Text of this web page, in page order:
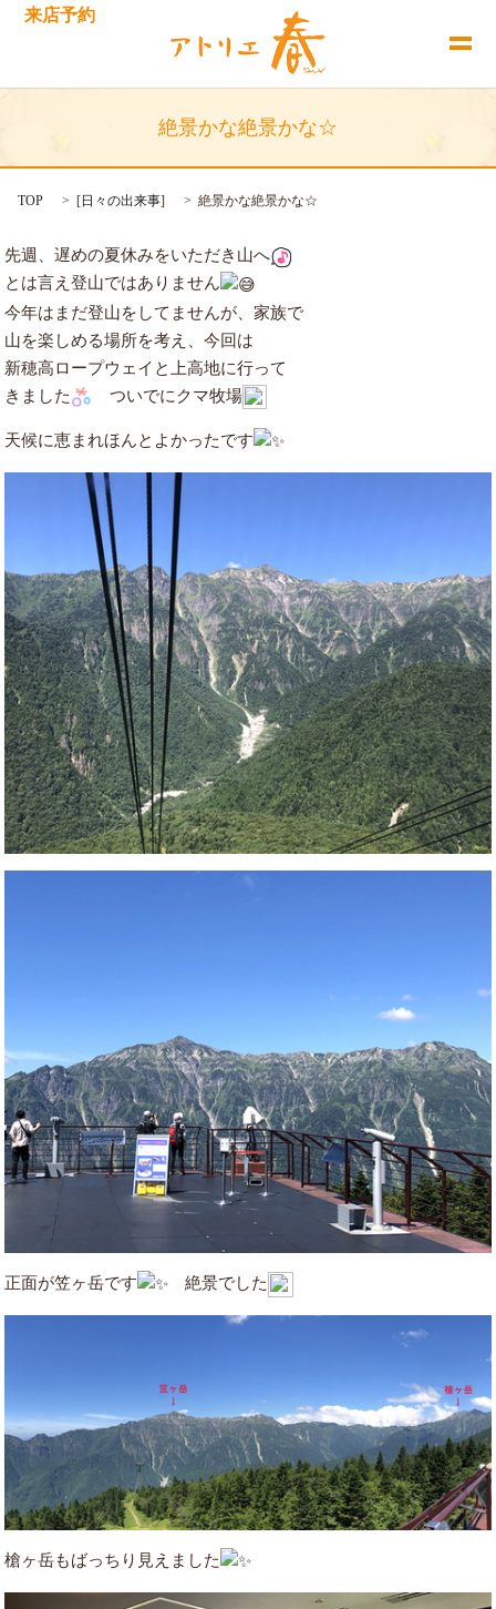
来店予約
絶景かな絶景かな☆
TOP [日々の出来事] 絶景かな絶景かな☆
先週、遅めの夏休みをいただき山へ
とは言え登山ではありません
今年はまだ登山をしてませんが、家族で
山を楽しめる場所を考え、今回は
新穂高ロープウェイと上高地に行って
きました
ついでにクマ牧場
天候に恵まれほんとよかったです
正面が笠ヶ岳です 絶景でした
槍ヶ岳もばっちり見えました